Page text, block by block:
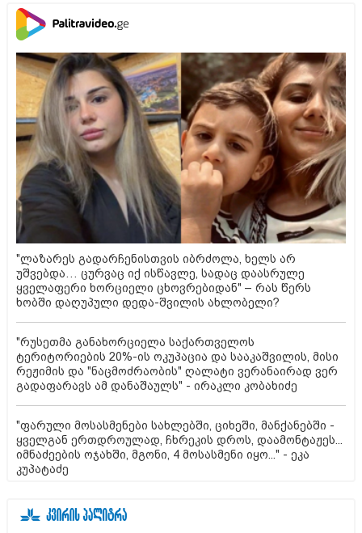
"ლაზარეს გადარჩენისთვის იბრძოლა, ხელს არ
უშვებდა… ცურვაც იქ ისწავლე, სადაც დაასრულე
ყველაფერი ხორციელი ცხოვრებიდან" – რას წერს
ხობში დაღუპული დედა-შვილის ახლობელი?
"რუსეთმა განახორციელა საქართველოს
ტერიტორიების 20%-ის ოკუპაცია და სააკაშვილის, მისი
რეჟიმის და "ნაცმოძრაობის" ღალატი ვერანაირად ვერ
გადაფარავს ამ დანაშაულს" - ირაკლი კობახიძე
"ფარული მოსასმენები სახლებში, ციხეში, მანქანებში -
ყველგან ერთდროულად, ჩხრეკის დროს, დაამონტაჟეს...
იმნაძეების ოჯახში, მგონი, 4 მოსასმენი იყო..." - ეკა
კუპატაძე